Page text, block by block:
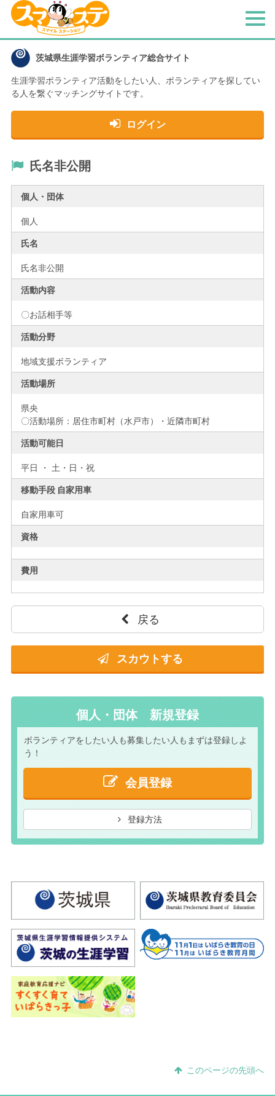
茨城県生涯学習ボランティア総合サイト
生涯学習ボランティア活動をしたい人、 ボランティアを探してい
る人を繋ぐマッチングサイトです。
ログイン
メ
氏名非公開
個人・団体
個人
氏名
氏名非公開
活動内容
〇お話相手等
活動分野
地域支援ボランティア
活動場所
県央
〇活動場所：居住市町村（水戸市）・近隣市町村
活動可能日
平日 ・ 土・日・祝
移動手段 自家用車
自家用車可
資格
費用
戻る
スカウトする
個人・団体 新規登録
ボランティアをしたい人も募集したい人もまずは登録しよ
う！
会員登録
登録方法
このページの先頭へ